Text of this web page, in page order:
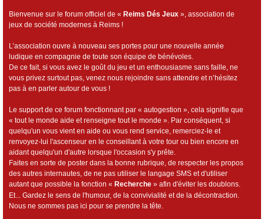
Bienvenue sur le forum officiel de « Reims Dés Jeux », association de
jeux de société modernes à Reims !
L’association ouvre à nouveau ses portes pour une nouvelle année
ludique en compagnie de toute son équipe de bénévoles.
De ce fait, si vous avez le goût du jeu et un enthousiasme sans faille, ne
vous privez surtout pas, venez nous rejoindre sans attendre et n’hésitez
pas à en parler autour de vous !
Le support de ce forum fonctionnant par « autogestion », cela signifie que
« tout le monde aide et renseigne tout le monde ». Par conséquent, si
quelqu'un vous vient en aide ou vous rend service, remerciez-le et
renvoyez-lui l'ascenseur en le conseillant à votre tour ou bien encore en
aidant quelqu'un d'autre lorsque l'occasion s'y prête.
Faites en sorte de poster dans la bonne rubrique, de respecter les propos
des autres internautes, de ne pas utiliser le langage SMS et d'utiliser
autant que possible la fonction « Recherche » afin d'éviter les doublons.
Et... Gardez le sens de l'humour, de la convivialité et de la décontraction.
Nous ne sommes pas ici pour se prendre la tête.